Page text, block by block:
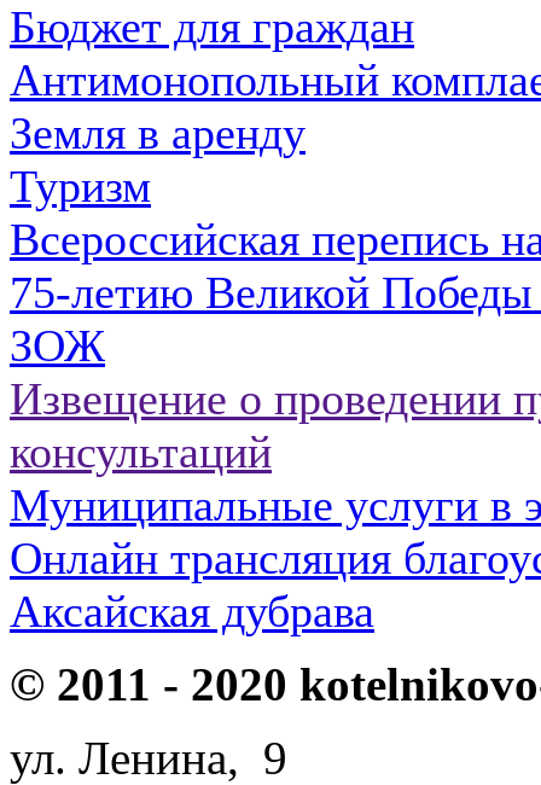
Бюджет для граждан
Антимонопольный
Земля в аренду
Туризм
Всероссийская перепись
75-летию Великой Победы
ЗОЖ
Извещение о проведении
консультаций
Муниципальные услуги в
Онлайн трансляция
Аксайская дубрава
© 2011 - 2020
ул. Ленина, 9